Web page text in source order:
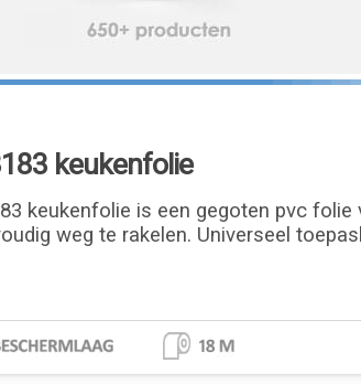
keukenfolie
keukenfolie is een gegoten pvc
weg te rakelen. Universeel